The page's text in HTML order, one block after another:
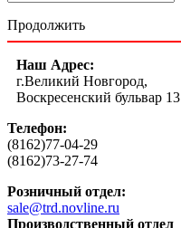
Продолжить
Наш Адрес:
г.Великий Новгород,
Воскресенский бульвар 13
Телефон:
(8162)77-04-29
(8162)73-27-74
Розничный отдел:
sale@trd.novline.ru
Производственный отдел